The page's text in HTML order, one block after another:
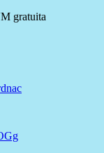
gratuita